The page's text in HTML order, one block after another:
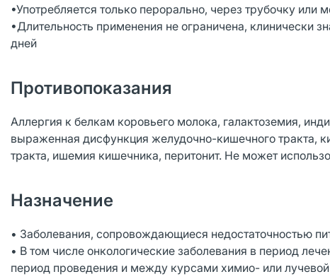
•Употребляется только перорально, через трубочку или
•Длительность применения не ограничена, клинически
дней
Противопоказания
Аллергия к белкам коровьего молока, галактоземия,
выраженная дисфункция желудочно-кишечного тракта,
тракта, ишемия кишечника, перитонит. Не может
Назначение
• Заболевания, сопровождающиеся недостаточностью
• В том числе онкологические заболевания в период
период проведения и между курсами химио- или